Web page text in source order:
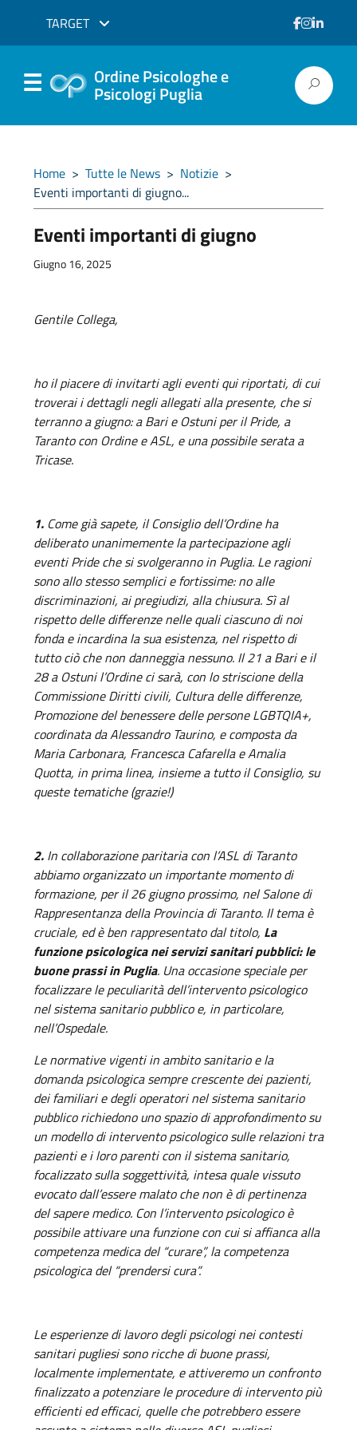
TARGET
Ordine Psicologhe e
Psicologi Puglia
Home > Tutte le News > Notizie >
Eventi importanti di giugno...
Eventi importanti di giugno
Giugno 16, 2025
Gentile Collega,
ho il piacere di invitarti agli eventi qui riportati, di cui
troverai i dettagli negli allegati alla presente, che si
terranno a giugno: a Bari e Ostuni per il Pride, a
Taranto con Ordine e ASL, e una possibile serata a
Tricase.
1. Come già sapete, il Consiglio dell’Ordine ha
deliberato unanimemente la partecipazione agli
eventi Pride che si svolgeranno in Puglia. Le ragioni
sono allo stesso semplici e fortissime: no alle
discriminazioni, ai pregiudizi, alla chiusura. Sì al
rispetto delle differenze nelle quali ciascuno di noi
fonda e incardina la sua esistenza, nel rispetto di
tutto ciò che non danneggia nessuno. Il 21 a Bari e il
28 a Ostuni l’Ordine ci sarà, con lo striscione della
Commissione Diritti civili, Cultura delle differenze,
Promozione del benessere delle persone LGBTQIA+,
coordinata da Alessandro Taurino, e composta da
Maria Carbonara, Francesca Cafarella e Amalia
Quotta, in prima linea, insieme a tutto il Consiglio, su
queste tematiche (grazie!)
2. In collaborazione paritaria con l’ASL di Taranto
abbiamo organizzato un importante momento di
formazione, per il 26 giugno prossimo, nel Salone di
Rappresentanza della Provincia di Taranto. Il tema è
cruciale, ed è ben rappresentato dal titolo, La
funzione psicologica nei servizi sanitari pubblici: le
buone prassi in Puglia. Una occasione speciale per
focalizzare le peculiarità dell’intervento psicologico
nel sistema sanitario pubblico e, in particolare,
nell’Ospedale.
Le normative vigenti in ambito sanitario e la
domanda psicologica sempre crescente dei pazienti,
dei familiari e degli operatori nel sistema sanitario
pubblico richiedono uno spazio di approfondimento su
un modello di intervento psicologico sulle relazioni tra
pazienti e i loro parenti con il sistema sanitario,
focalizzato sulla soggettività, intesa quale vissuto
evocato dall’essere malato che non è di pertinenza
del sapere medico. Con l’intervento psicologico è
possibile attivare una funzione con cui si affianca alla
competenza medica del “curare”, la competenza
psicologica del “prendersi cura”.
Le esperienze di lavoro degli psicologi nei contesti
sanitari pugliesi sono ricche di buone prassi,
localmente implementate, e attiveremo un confronto
finalizzato a potenziare le procedure di intervento più
efficienti ed efficaci, quelle che potrebbero essere